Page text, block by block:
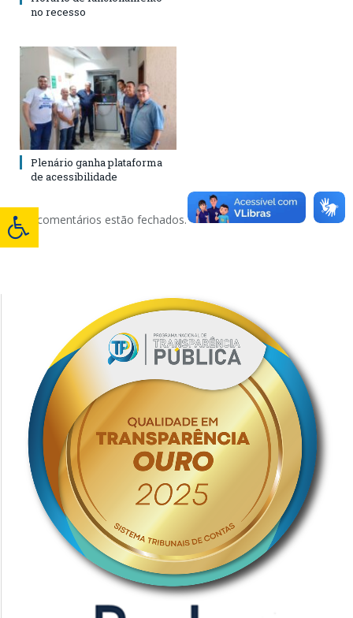
no recesso
Plenário ganha plataforma
de acessibilidade
Os comentários estão fechados.